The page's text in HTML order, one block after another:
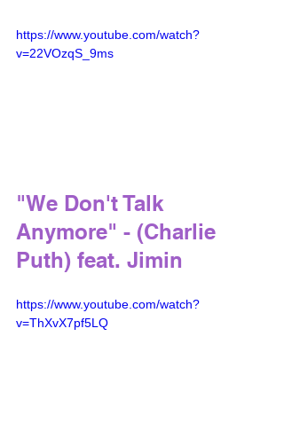
https://www.youtube.com/watch?
v=22VOzqS_9ms
"We Don't Talk
Anymore" - (Charlie
Puth) feat. Jimin
https://www.youtube.com/watch?
v=ThXvX7pf5LQ